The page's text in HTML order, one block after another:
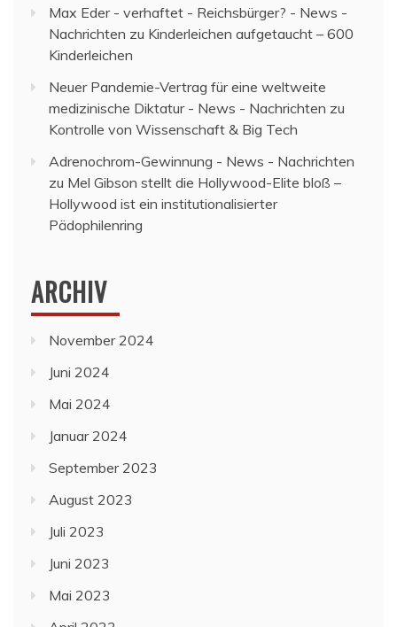
Max Eder - verhaftet - Reichsbürger? - News -
Nachrichten zu Kinderleichen aufgetaucht – 600
Kinderleichen
Neuer Pandemie-Vertrag für eine weltweite
medizinische Diktatur - News - Nachrichten zu
Kontrolle von Wissenschaft & Big Tech
Adrenochrom-Gewinnung - News - Nachrichten
zu Mel Gibson stellt die Hollywood-Elite bloß –
Hollywood ist ein institutionalisierter
Pädophilenring
ARCHIV
November 2024
Juni 2024
Mai 2024
Januar 2024
September 2023
August 2023
Juli 2023
Juni 2023
Mai 2023